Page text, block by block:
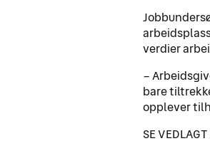
verdier
–
bare
opplever
SE